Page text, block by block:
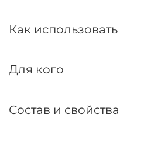
Как использовать
Для кого
Состав и свойства